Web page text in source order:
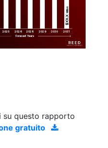
2025 2026 2028 2029 2030 2031
$XX.X
Million
Forecast Years
su questo rapporto
gratuito